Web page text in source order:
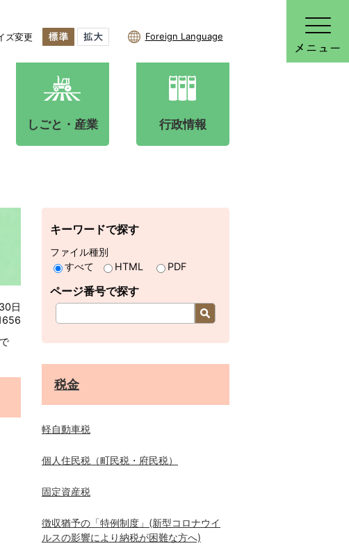
ズ変更 Foreign Language
しごと・産業 行政情報
日
キーワードで探す
ファイル種別
すべて
HTML PDF
ページ番号で探す
税金
軽自動車税
個人住民税（町民税・府民税）
固定資産税
徴収猶予の「特例制度」(新型コロナウイ
ルスの影響により納税が困難な方へ)